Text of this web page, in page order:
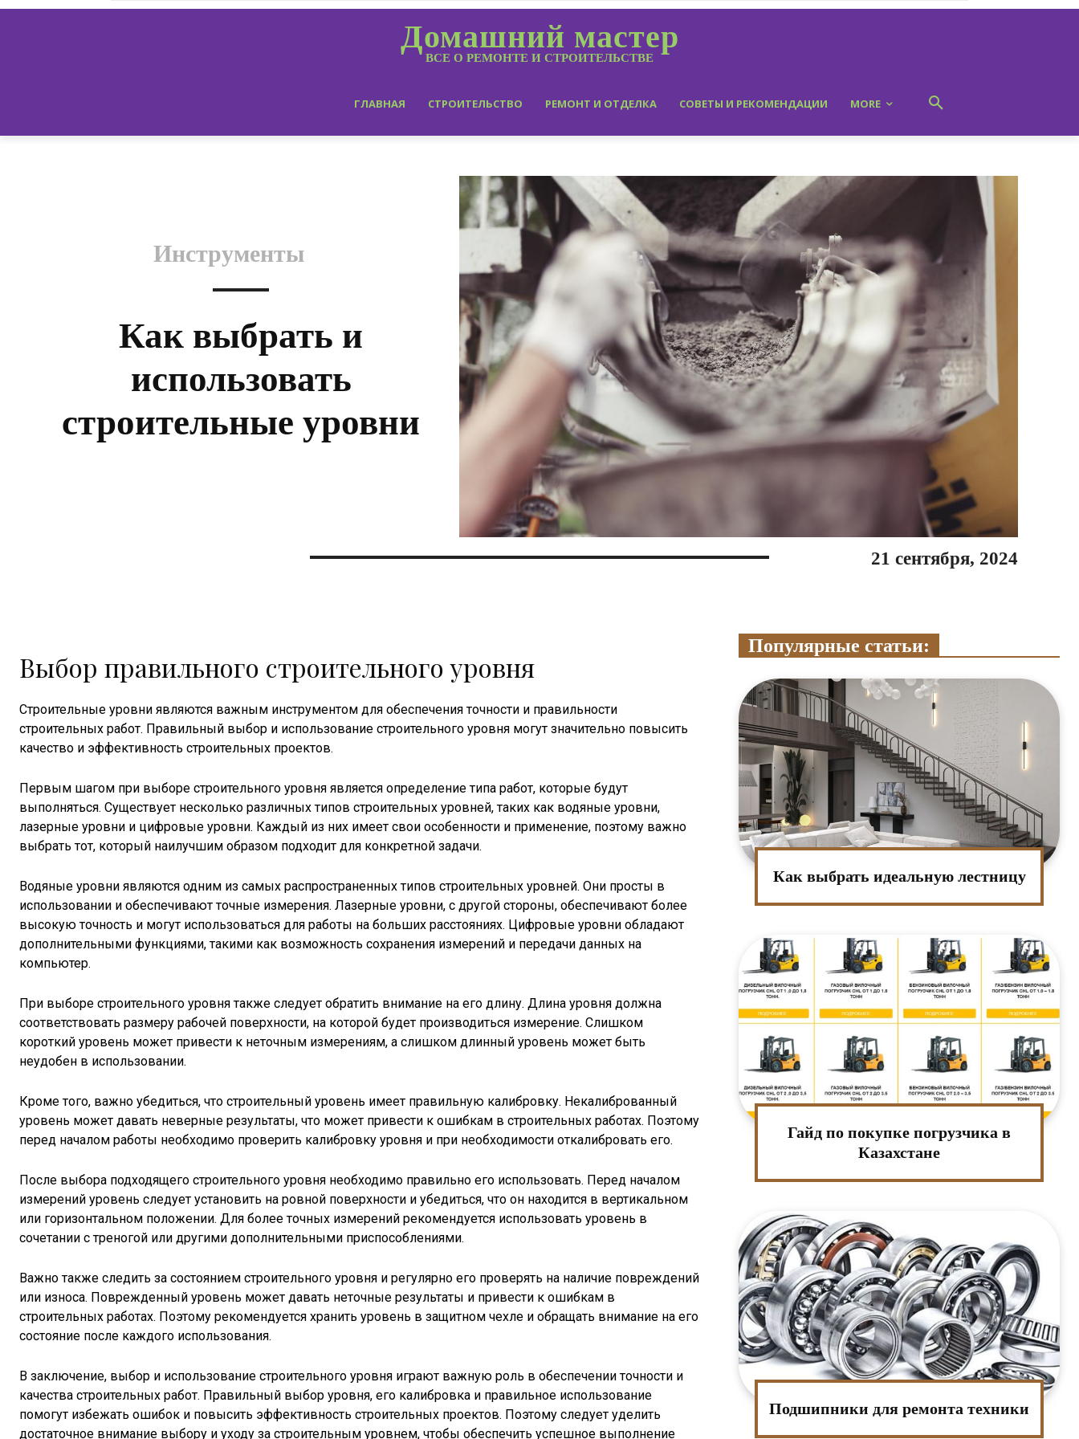
Домашний мастер
ВСЕ О РЕМОНТЕ И СТРОИТЕЛЬСТВЕ
ГЛАВНАЯ СТРОИТЕЛЬСТВО РЕМОНТ И ОТДЕЛКА СОВЕТЫ И РЕКОМЕНДАЦИИ MORE
Инструменты
Как выбрать и
использовать
строительные уровни
21 сентября, 2024
Выбор правильного строительного уровня
Строительные уровни являются важным инструментом для обеспечения точности и правильности
строительных работ. Правильный выбор и использование строительного уровня могут значительно повысить
качество и эффективность строительных проектов.
Первым шагом при выборе строительного уровня является определение типа работ, которые будут
выполняться. Существует несколько различных типов строительных уровней, таких как водяные уровни,
лазерные уровни и цифровые уровни. Каждый из них имеет свои особенности и применение, поэтому важно
выбрать тот, который наилучшим образом подходит для конкретной задачи.
Водяные уровни являются одним из самых распространенных типов строительных уровней. Они просты в
использовании и обеспечивают точные измерения. Лазерные уровни, с другой стороны, обеспечивают более
высокую точность и могут использоваться для работы на больших расстояниях. Цифровые уровни обладают
дополнительными функциями, такими как возможность сохранения измерений и передачи данных на
компьютер.
При выборе строительного уровня также следует обратить внимание на его длину. Длина уровня должна
соответствовать размеру рабочей поверхности, на которой будет производиться измерение. Слишком
короткий уровень может привести к неточным измерениям, а слишком длинный уровень может быть
неудобен в использовании.
Кроме того, важно убедиться, что строительный уровень имеет правильную калибровку. Некалиброванный
уровень может давать неверные результаты, что может привести к ошибкам в строительных работах. Поэтому
перед началом работы необходимо проверить калибровку уровня и при необходимости откалибровать его.
После выбора подходящего строительного уровня необходимо правильно его использовать. Перед началом
измерений уровень следует установить на ровной поверхности и убедиться, что он находится в вертикальном
или горизонтальном положении. Для более точных измерений рекомендуется использовать уровень в
сочетании с треногой или другими дополнительными приспособлениями.
Важно также следить за состоянием строительного уровня и регулярно его проверять на наличие повреждений
или износа. Поврежденный уровень может давать неточные результаты и привести к ошибкам в
строительных работах. Поэтому рекомендуется хранить уровень в защитном чехле и обращать внимание на его
состояние после каждого использования.
В заключение, выбор и использование строительного уровня играют важную роль в обеспечении точности и
качества строительных работ. Правильный выбор уровня, его калибровка и правильное использование
помогут избежать ошибок и повысить эффективность строительных проектов. Поэтому следует уделить
достаточное внимание выбору и уходу за строительным уровнем, чтобы обеспечить успешное выполнение
Популярные статьи:
Как выбрать идеальную лестницу
Гайд по покупке погрузчика в
Казахстане
Подшипники для ремонта техники